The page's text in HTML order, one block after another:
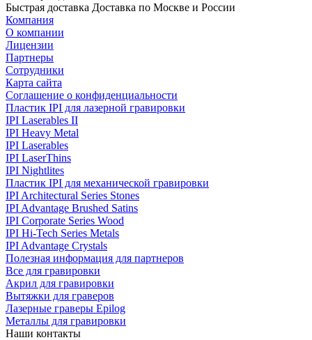
Быстрая доставка Доставка по Москве и России
Компания
О компании
Лицензии
Партнеры
Сотрудники
Карта сайта
Соглашение о конфиденциальности
Пластик IPI для лазерной гравировки
IPI Laserables II
IPI Heavy Metal
IPI Laserables
IPI LaserThins
IPI Nightlites
Пластик IPI для механической гравировки
IPI Architectural Series Stones
IPI Advantage Brushed Satins
IPI Corporate Series Wood
IPI Hi-Tech Series Metals
IPI Advantage Crystals
Полезная информация для партнеров
Все для гравировки
Акрил для гравировки
Вытяжки для граверов
Лазерные граверы Epilog
Металлы для гравировки
Наши контакты